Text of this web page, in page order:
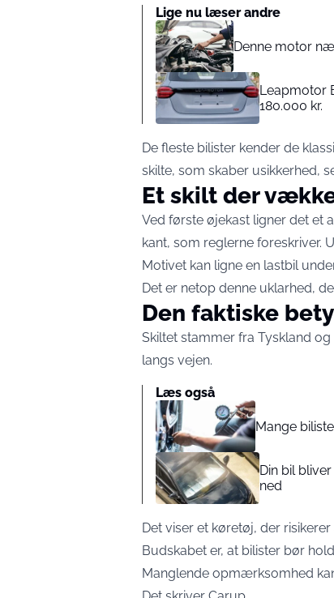
Lige nu læser andre
Denne motor
Leapmotor
180.000 kr.
De fleste bilister kender de
skilte, som skaber usikkerhed,
Et skilt der
Ved første øjekast ligner det et
kant, som reglerne foreskriver.
Motivet kan ligne en lastbil
Det er netop denne uklarhed,
Den faktiske
Skiltet stammer fra Tyskland
langs vejen.
Læs også
Mange
Din bil
ned
Det viser et køretøj, der
Budskabet er, at bilister bør
Manglende opmærksomhed